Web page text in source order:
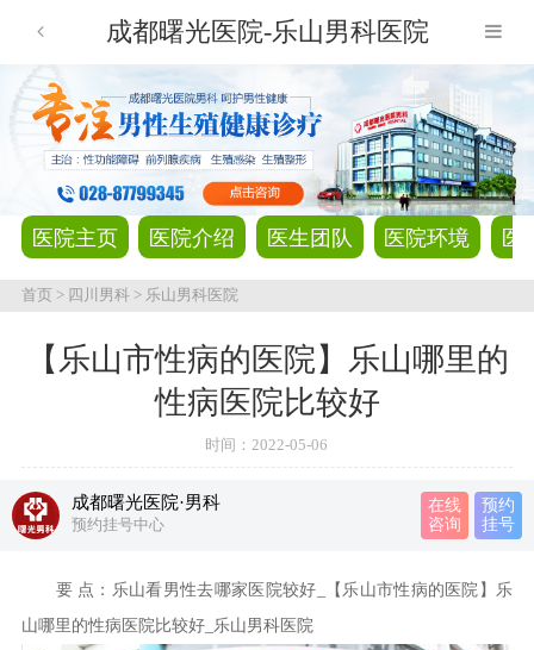
成都曙光医院-乐山男科医院
医院主页 医院介绍 医生团队 医院环境 医
首页> 四川男科> 乐山男科医院
【乐山市性病的医院】乐山哪里的
性病医院比较好
时间：2022-05-06
成都曙光医院·男科
预约挂号中心
在线
咨询
预约
挂号
要 点：乐山看男性去哪家医院较好_【乐山市性病的医院】乐
山哪里的性病医院比较好_乐山男科医院